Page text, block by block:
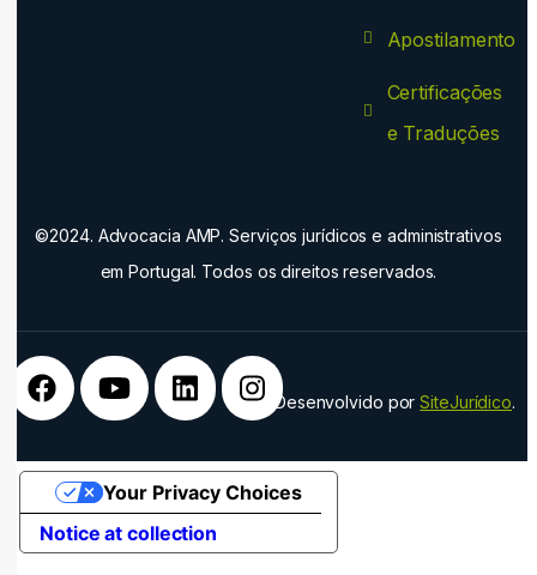
Apostilamento
Certificações
e Traduções
©2024. Advocacia AMP. Serviços jurídicos e administrativos
em Portugal. Todos os direitos reservados.
Desenvolvido porSiteJurídico.
Notice at collection
Your Privacy Choices